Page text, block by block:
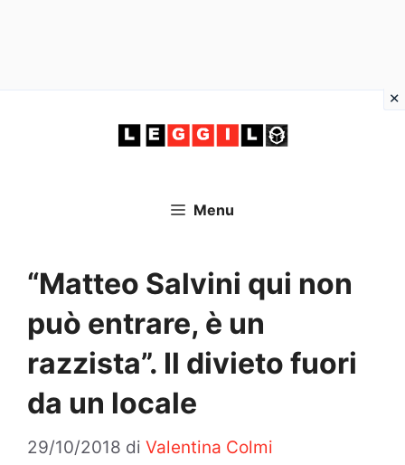
Menu
“Matteo Salvini qui non
può entrare, è un
razzista”. Il divieto fuori
da un locale
29/10/2018 di Valentina Colmi